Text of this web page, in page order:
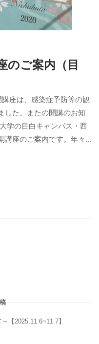
のご案内（目
座は、感染症予防等の観
した。またの開講のお知
学の目白キャンパス・西
講座のご案内です。年々...
【2025.11.6~11.7】